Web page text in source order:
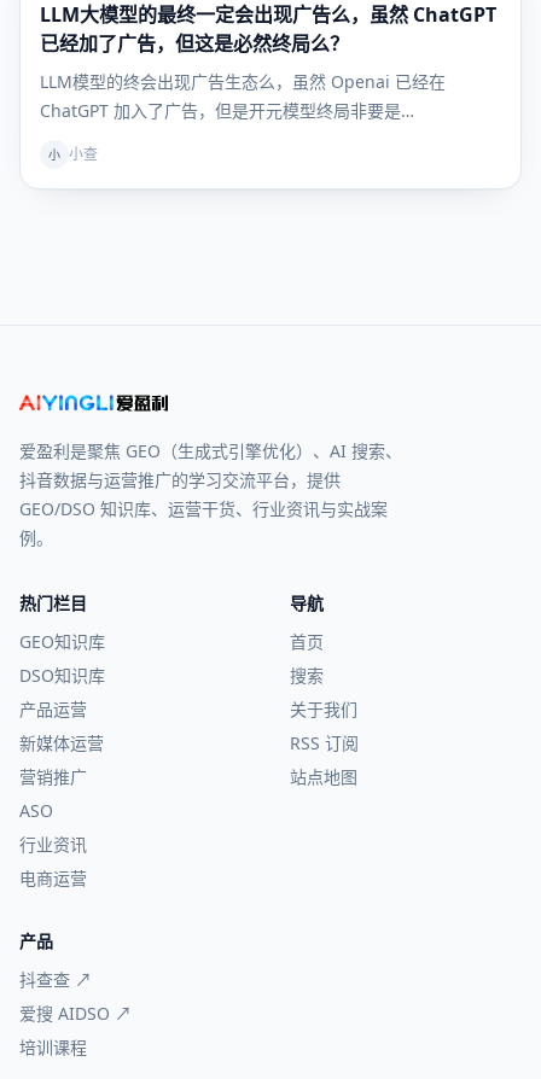
发现
LLM大模型的最终一定会出现广告么，虽然 ChatGPT
已经加了广告，但这是必然终局么？
LLM模型的终会出现广告生态么，虽然 Openai 已经在
ChatGPT 加入了广告，但是开元模型终局非要是…
小 小查
爱盈利是聚焦 GEO（生成式引擎优化）、AI 搜索、
抖音数据与运营推广的学习交流平台，提供
GEO/DSO 知识库、运营干货、行业资讯与实战案
例。
热门栏目
GEO知识库
DSO知识库
产品运营
新媒体运营
营销推广
ASO
行业资讯
电商运营
导航
首页
搜索
关于我们
RSS 订阅
站点地图
产品
抖查查 ↗
爱搜 AIDSO ↗
培训课程